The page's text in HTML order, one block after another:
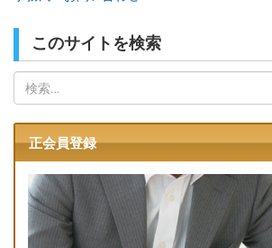
このサイトを検索
索:
正会員登録